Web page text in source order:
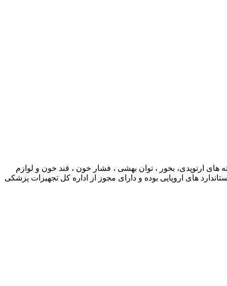
ارتوپدی، بخور ، توان بهشی ، فشار خون ، قند خون و لوازم
های اروپایی بوده و دارای مجوز از اداره کل تجهیزات پزشکی